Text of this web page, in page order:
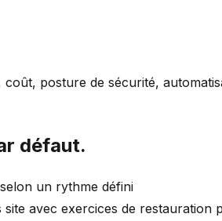
posture de sécurité,
défaut.
un rythme défini
avec exercices de restauration